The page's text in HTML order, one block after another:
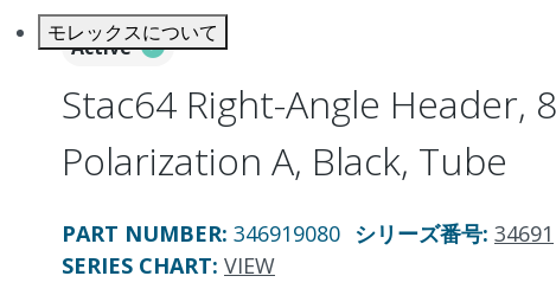
モレックスについて
Active
Stac64 Right-Angle Header,
Polarization A, Black, Tube
PART NUMBER: 346919080 シリーズ番号: 34691
SERIES CHART: VIEW